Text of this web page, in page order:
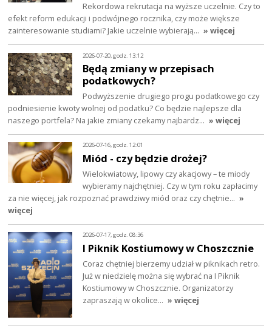
Rekordowa rekrutacja na wyższe uczelnie. Czy to
efekt reform edukacji i podwójnego rocznika, czy może większe
zainteresowanie studiami? Jakie uczelnie wybierają… » więcej
2026-07-20, godz. 13:12
Będą zmiany w przepisach
podatkowych?
Podwyższenie drugiego progu podatkowego czy
podniesienie kwoty wolnej od podatku? Co będzie najlepsze dla
naszego portfela? Na jakie zmiany czekamy najbardz… » więcej
2026-07-16, godz. 12:01
Miód - czy będzie drożej?
Wielokwiatowy, lipowy czy akacjowy – te miody
wybieramy najchętniej. Czy w tym roku zapłacimy
za nie więcej, jak rozpoznać prawdziwy miód oraz czy chętnie… »
więcej
2026-07-17, godz. 08:36
I Piknik Kostiumowy w Choszcznie
Coraz chętniej bierzemy udział w piknikach retro.
Już w niedzielę można się wybrać na I Piknik
Kostiumowy w Choszcznie. Organizatorzy
zapraszają w okolice… » więcej